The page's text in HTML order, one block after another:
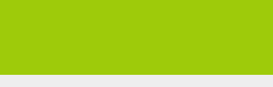
soll alles unter Anleitung
Objekte können